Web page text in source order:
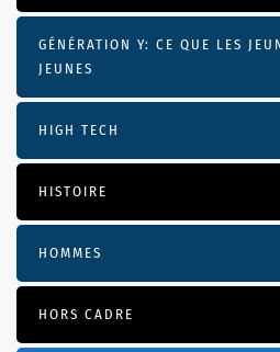
GÉNÉRATION Y: CE QUE LES
JEUNES
HIGH TECH
HISTOIRE
HOMMES
HORS CADRE